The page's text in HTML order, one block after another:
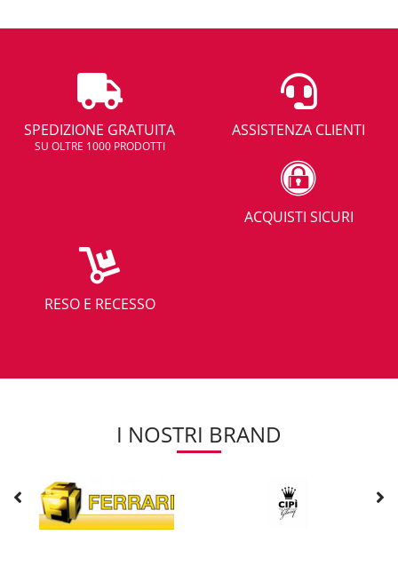
SPEDIZIONE GRATUITA
SU OLTRE 1000 PRODOTTI
ASSISTENZA CLIENTI
ACQUISTI SICURI
RESO E RECESSO
I NOSTRI BRAND